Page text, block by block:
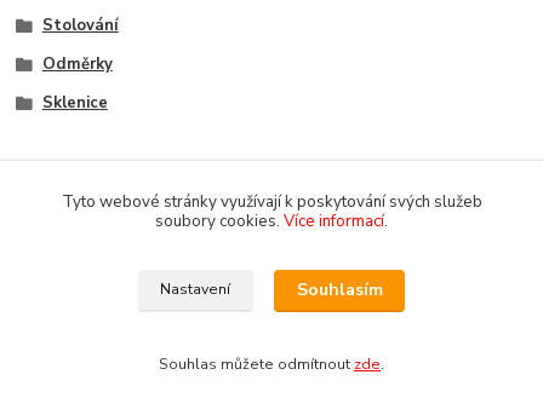
Stolování
Odměrky
Sklenice
Copyright 2018-2025 DOMOMARKET.CZ
Tyto webové stránky využívají k poskytování svých služeb
soubory cookies. Více informací.
Nastavení Souhlasím
Souhlas můžete odmítnout zde.